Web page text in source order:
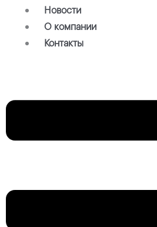
Новости
О компании
Контакты